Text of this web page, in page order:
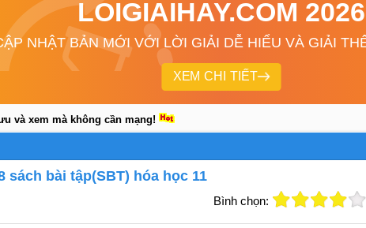
LOIGIAIHAY.COM 2026
NHẬT BẢN MỚI VỚI LỜI GIẢI DỄ HIỂU VÀ GIẢI
XEM CHI TIẾT
và xem mà không cần mạng!
sách bài tập(SBT) hóa học 11
Bình chọn: